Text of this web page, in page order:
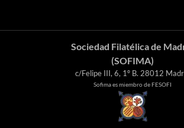
Sociedad Filatélica de
(SOFIMA)
c/Felipe III, 6, 1º B. 28012
Sofima es miembro de FESOFI